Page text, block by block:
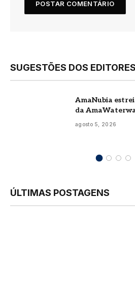
SUGESTÕES DOS EDITORES
AmaNubia
da
agosto 5, 2026
ÚLTIMAS POSTAGENS